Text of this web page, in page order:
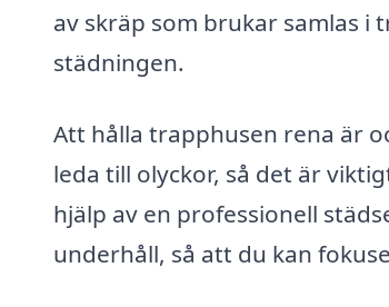
av skräp som brukar samlas
städningen.
Att hålla trapphusen rena är
leda till olyckor, så det är
hjälp av en professionell
underhåll, så att du kan